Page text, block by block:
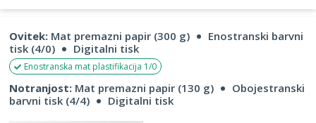
Ovitek: Mat premazni papir (300 g)
Enostranski barvni
tisk (4/0)
Digitalni tisk
Enostranska mat plastifikacija 1/0
Notranjost: Mat premazni papir (130 g)
Obojestranski
barvni tisk (4/4)
Digitalni tisk